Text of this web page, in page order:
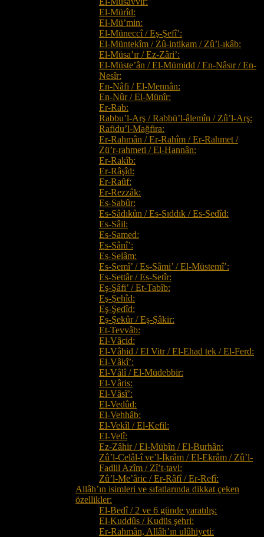
El-Mürîd:
El-Mü’min:
El-Müneccî / Eş-Şefî’:
El-Müntekîm / Zû-intikam / Zû’l-ıkâb:
El-Müsa’ır / Ez-Zâri’:
El-Müste’ân / El-Mümidd / En-Nâsır / En-
Nesîr:
En-Nâfi / El-Mennân:
En-Nûr / El-Münîr:
Er-Rab:
Rabbu’l-Arş / Rabbü’l-âlemîn / Zû’l-Arş:
Rafidu’l-Mağfira:
Er-Rahmân / Er-Rahîm / Er-Rahmet /
Zü’r-rahmeti / El-Hannân:
Er-Rakîb:
Er-Râşîd:
Er-Raûf:
Er-Rezzâk:
Es-Sabûr:
Es-Sâdıkûn / Es-Sıddık / Es-Sedîd:
Es-Sâil:
Es-Samed:
Es-Sânî’:
Es-Selâm:
Es-Semî’ / Es-Sâmi’ / El-Müstemî’:
Es-Settâr / Es-Setîr:
Eş-Şâfi’ / Et-Tabîb:
Eş-Şehîd:
Eş-Şedîd:
Eş-Şekûr / Eş-Şâkir:
Et-Tevvâb:
El-Vâcid:
El-Vâhid / El Vitr / El-Ehad tek / El-Ferd:
El-Vâkî’:
El-Vâlî / El-Müdebbir:
El-Vâris:
El-Vâsî’:
El-Vedûd:
El-Vehhâb:
El-Vekîl / El-Kefil:
El-Velî:
Ez-Zâhir / El-Mübîn / El-Burhân:
Zû’l-Celâl-î ve’l-İkrâm / El-Ekrâm / Zû’l-
Fadlil Azîm / Zî’t-tavl:
Zû’l-Me’âric / Er-Râfî / Er-Refî:
Allâh’ın isimleri ve sıfatlarında dikkat çeken
özellikler:
El-Bedî / 2 ve 6 günde yaratılış:
El-Kuddûs / Kudüs şehri:
Er-Rahmân, Allâh’ın ulûhiyeti: